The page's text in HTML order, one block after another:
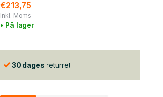
€213,75
Inkl. Moms
• På lager
30 dages returret